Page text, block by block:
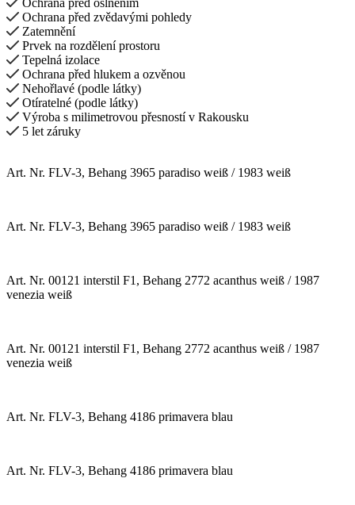
Ochrana před zvědavými pohledy
Zatemnění
Prvek na rozdělení prostoru
Tepelná izolace
Ochrana před hlukem a ozvěnou
Nehořlavé (podle látky)
Otíratelné (podle látky)
Výroba s milimetrovou přesností v Rakousku
5 let záruky
Art. Nr. FLV-3, Behang 3965 paradiso weiß / 1983 weiß
Art. Nr. FLV-3, Behang 3965 paradiso weiß / 1983 weiß
Art. Nr. 00121 interstil F1, Behang 2772 acanthus weiß / 1987
venezia weiß
Art. Nr. 00121 interstil F1, Behang 2772 acanthus weiß / 1987
venezia weiß
Art. Nr. FLV-3, Behang 4186 primavera blau
Art. Nr. FLV-3, Behang 4186 primavera blau